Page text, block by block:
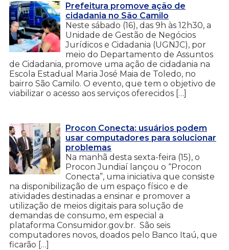
Prefeitura promove ação de
cidadania no São Camilo
Neste sábado (16), das 9h às 12h30, a
Unidade de Gestão de Negócios
Jurídicos e Cidadania (UGNJC), por
meio do Departamento de Assuntos
de Cidadania, promove uma ação de cidadania na
Escola Estadual Maria José Maia de Toledo, no
bairro São Camilo. O evento, que tem o objetivo de
viabilizar o acesso aos serviços oferecidos […]
Procon Conecta: usuários podem
usar computadores para solucionar
problemas
Na manhã desta sexta-feira (15), o
Procon Jundiaí lançou o “Procon
Conecta”, uma iniciativa que consiste
na disponibilização de um espaço físico e de
atividades destinadas a ensinar e promover a
utilização de meios digitais para solução de
demandas de consumo, em especial a
plataforma Consumidor.gov.br. São seis
computadores novos, doados pelo Banco Itaú, que
ficarão […]